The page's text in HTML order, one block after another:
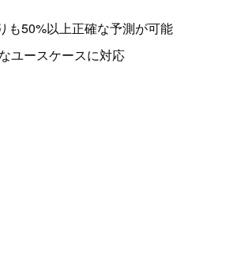
も50%以上正確な予測が可能
ユースケースに対応